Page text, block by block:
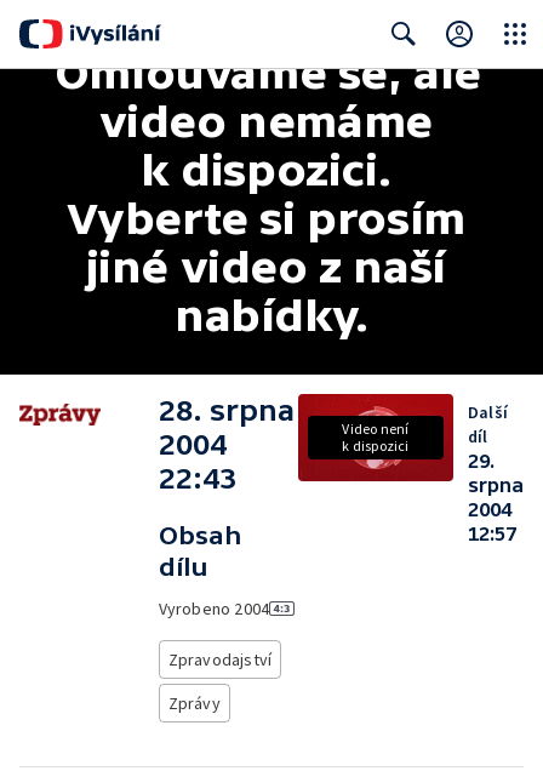
Search
Omlouváme se, ale
video nemáme
k dispozici.
Vyberte si prosím
jiné video z naší
nabídky.
28. srpna
2004
22:43
Obsah
dílu
Vyrobeno 2004
Zpravodajství
Zprávy
Video není
k dispozici
Další
díl
29.
srpna
2004
12:57